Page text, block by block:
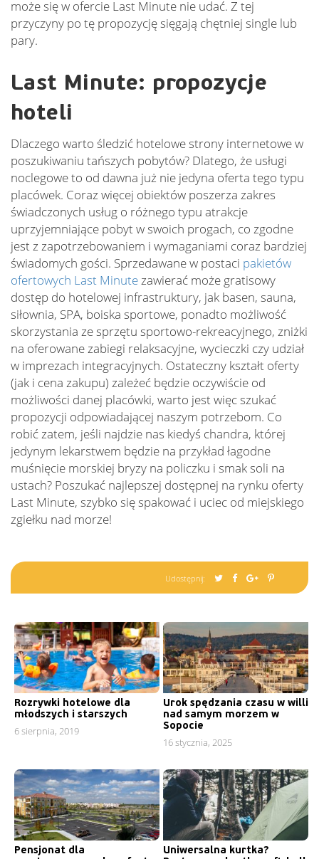
może się w ofercie Last Minute nie udać. Z tej
przyczyny po tę propozycję sięgają chętniej single lub
pary.
Last Minute: propozycje
hoteli
Dlaczego warto śledzić hotelowe strony internetowe w
poszukiwaniu tańszych pobytów? Dlatego, że usługi
noclegowe to od dawna już nie jedyna oferta tego typu
placówek. Coraz więcej obiektów poszerza zakres
świadczonych usług o różnego typu atrakcje
uprzyjemniające pobyt w swoich progach, co zgodne
jest z zapotrzebowaniem i wymaganiami coraz bardziej
świadomych gości. Sprzedawane w postaci pakietów
ofertowych Last Minutezawierać może gratisowy
dostęp do hotelowej infrastruktury, jak basen, sauna,
siłownia, SPA, boiska sportowe, ponadto możliwość
skorzystania ze sprzętu sportowo-rekreacyjnego, zniżki
na oferowane zabiegi relaksacyjne, wycieczki czy udział
w imprezach integracyjnych. Ostateczny kształt oferty
(jak i cena zakupu) zależeć będzie oczywiście od
możliwości danej placówki, warto jest więc szukać
propozycji odpowiadającej naszym potrzebom. Co
robić zatem, jeśli najdzie nas kiedyś chandra, której
jedynym lekarstwem będzie na przykład łagodne
muśnięcie morskiej bryzy na policzku i smak soli na
ustach? Poszukać najlepszej dostępnej na rynku oferty
Last Minute, szybko się spakować i uciec od miejskiego
zgiełku nad morze!
Udostępnij:
Rozrywki hotelowe dla
młodszych i starszych
6 sierpnia, 2019
Urok spędzania czasu w willi
nad samym morzem w
Sopocie
16 stycznia, 2025
Pensjonat dla
Uniwersalna kurtka?